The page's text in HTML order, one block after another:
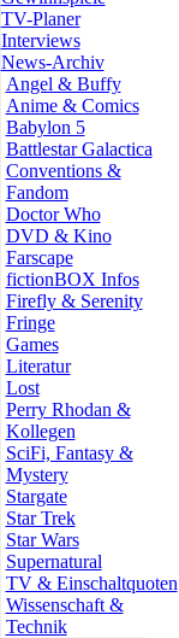
TV-Planer
Interviews
News-Archiv
Angel & Buffy
Anime & Comics
Babylon 5
Battlestar Galactica
Conventions &
Fandom
Doctor Who
DVD & Kino
Farscape
fictionBOX Infos
Firefly & Serenity
Fringe
Games
Literatur
Lost
Perry Rhodan &
Kollegen
SciFi, Fantasy &
Mystery
Stargate
Star Trek
Star Wars
Supernatural
TV & Einschaltquoten
Wissenschaft &
Technik